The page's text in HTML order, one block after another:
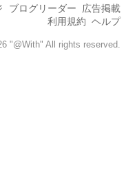
ブログリーダー
広告掲載
利用規約 ヘルプ
"@With" All rights reserved.